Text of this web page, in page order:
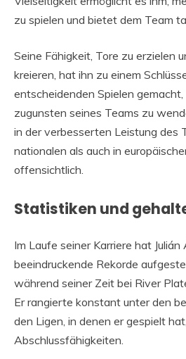
zu spielen und bietet dem Team
Seine Fähigkeit, Tore zu erzielen
kreieren, hat ihn zu einem
entscheidenden Spielen
zugunsten seines Teams zu
in der verbesserten Leistung des
nationalen als auch in
offensichtlich.
Statistiken und
Im Laufe seiner Karriere hat Julián
beeindruckende Rekorde
während seiner Zeit bei River
Er rangierte konstant unter den
den Ligen, in denen er gespielt
Abschlussfähigkeiten.